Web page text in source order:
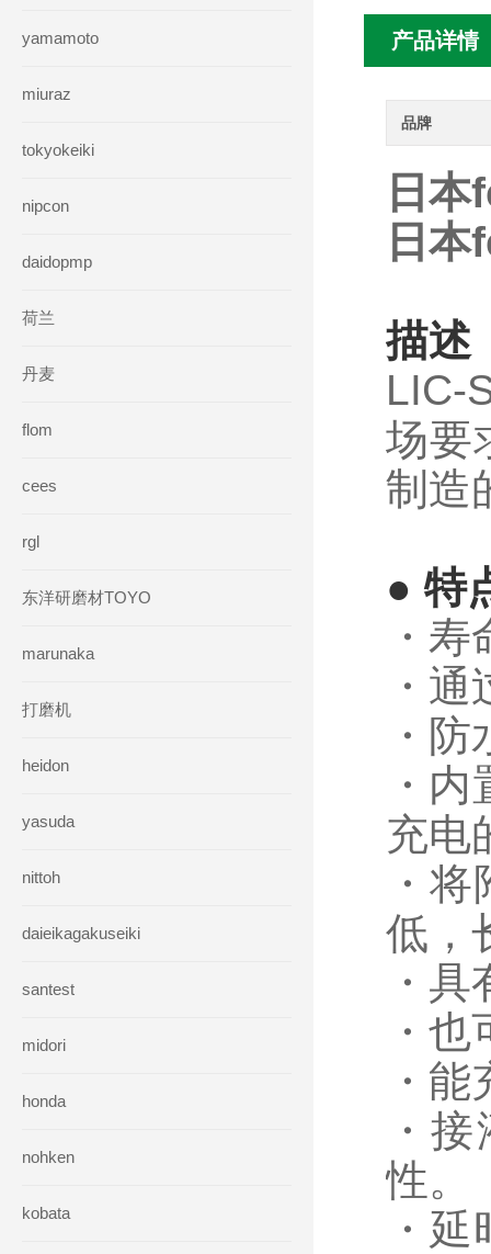
yamamoto
miuraz
tokyokeiki
nipcon
daidopmp
荷兰
丹麦
flom
cees
rgl
东洋研磨材TOYO
marunaka
打磨机
heidon
yasuda
nittoh
daieikagakuseiki
santest
midori
honda
nohken
kobata
产品详情
品牌
日
日
描述
LIC-
场要
制造
● 特
・
・
・
・
充电
・
低，
・
・
・
・
性。
・